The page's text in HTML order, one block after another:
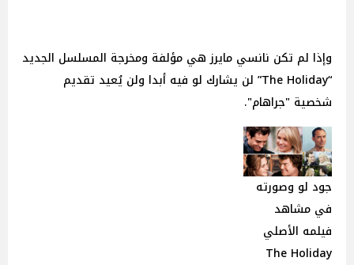
وإذا لم تكن نانسي مايرز هي مؤلفة ومخرجة المسلسل الجديد
“The Holiday” لن يشارك لو فيه أبدا ولن يُعيد تقديم
شخصية "جراهام".
جود لو وصورته
في مشاهد
فيلمه الأصلي
The Holiday